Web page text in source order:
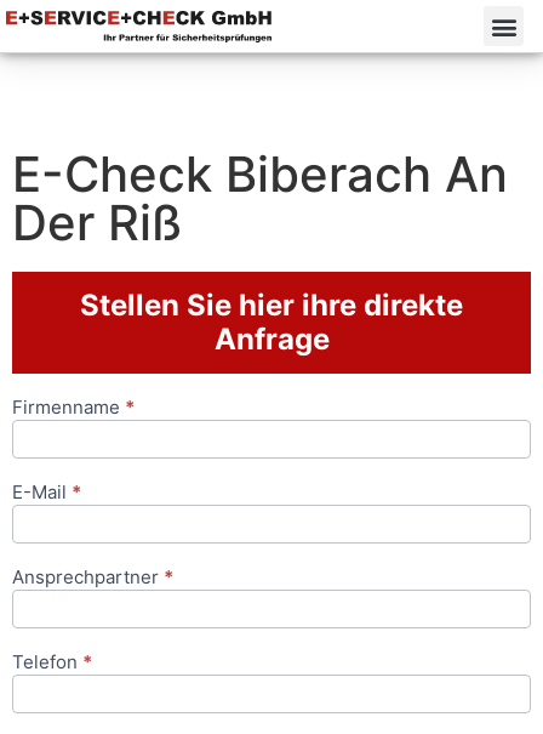
E-Check Biberach An
Der Riß
Stellen Sie hier ihre direkte
Anfrage
Anfrageformular
Firmenname *
E-Mail *
Ansprechpartner *
Telefon *